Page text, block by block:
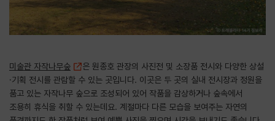
미술관 자작나무숲
은 원종호 관장의 사진전 및 소장품 전시와 다양한 상설
·기획 전시를 관람할 수 있는 곳입니다. 이곳은 두 곳의 실내 전시장과 정원을
품고 있는 자작나무 숲으로 조성되어 있어 작품을 감상하거나 숲속에서
조용히 휴식을 취할 수 있는데요. 계절마다 다른 모습을 보여주는 자연의